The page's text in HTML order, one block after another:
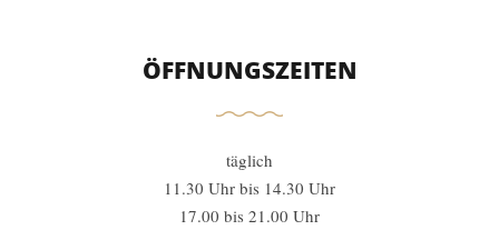
ÖFFNUNGSZEITEN
täglich
11.30 Uhr bis 14.30 Uhr
17.00 bis 21.00 Uhr